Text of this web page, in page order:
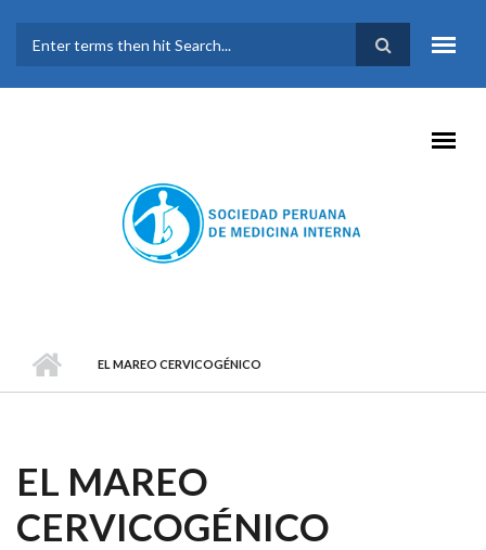
FORMULARIO DE
BÚSQUEDA
EL MAREO CERVICOGÉNICO
EL MAREO
CERVICOGÉNICO